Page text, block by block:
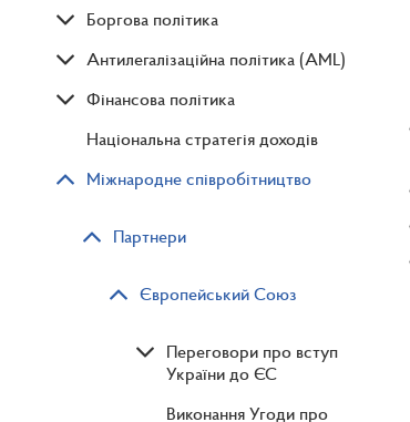
Боргова політика
Антилегалізаційна політика (AML)
Фінансова політика
Національна стратегія доходів
Міжнародне співробітництво
Партнери
Європейський Союз
Переговори про вступ
України до ЄС
Виконання Угоди про